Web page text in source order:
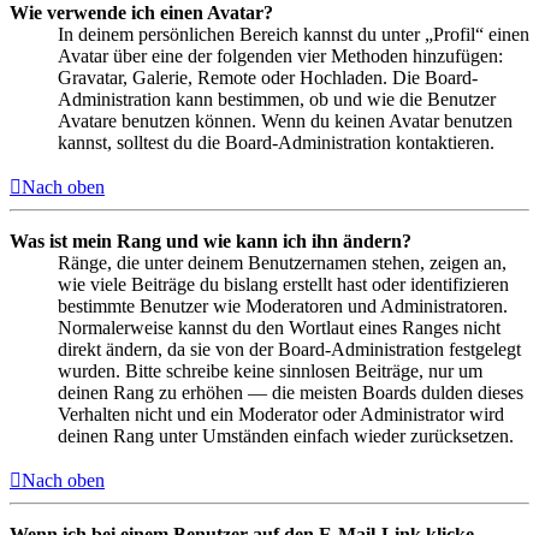
Wie verwende ich einen Avatar?
In deinem persönlichen Bereich kannst du unter „Profil“ einen
Avatar über eine der folgenden vier Methoden hinzufügen:
Gravatar, Galerie, Remote oder Hochladen. Die Board-
Administration kann bestimmen, ob und wie die Benutzer
Avatare benutzen können. Wenn du keinen Avatar benutzen
kannst, solltest du die Board-Administration kontaktieren.
Nach oben
Was ist mein Rang und wie kann ich ihn ändern?
Ränge, die unter deinem Benutzernamen stehen, zeigen an,
wie viele Beiträge du bislang erstellt hast oder identifizieren
bestimmte Benutzer wie Moderatoren und Administratoren.
Normalerweise kannst du den Wortlaut eines Ranges nicht
direkt ändern, da sie von der Board-Administration festgelegt
wurden. Bitte schreibe keine sinnlosen Beiträge, nur um
deinen Rang zu erhöhen — die meisten Boards dulden dieses
Verhalten nicht und ein Moderator oder Administrator wird
deinen Rang unter Umständen einfach wieder zurücksetzen.
Nach oben